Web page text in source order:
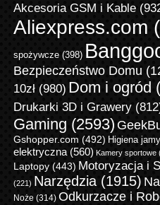
Akcesoria GSM i Kable
Aliexpress.com
spożywcze(398)
Bezpieczeństwo Domu
10zł(980) Dom i ogród
Drukarki 3D i Grawery
Gaming (2593)
Gshopper.com (492) Higiena
elektryczna(560) Kamery sportowe
Laptopy(443) Motoryzacja i
(221) Narzędzia(1915)
Noże (314) Odkurzacze i